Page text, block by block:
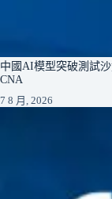
中國AI模型突破測試
CNA
7 8 月, 2026